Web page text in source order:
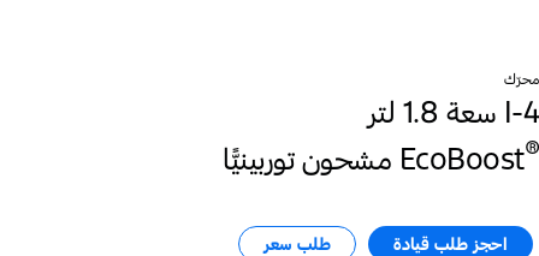
محرّك
I-4 سعة 1.8 لتر‎
EcoBoost®
احجز طلب قيادة​ طلب سعر​